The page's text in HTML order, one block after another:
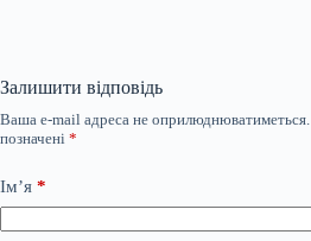
Залишити відповідь
Ваша e-mail адреса не оприлюднюватиметься.
позначені *
Ім’я *